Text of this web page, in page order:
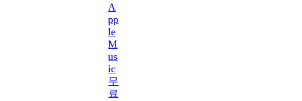
A
pp
le
M
us
ic
무
료